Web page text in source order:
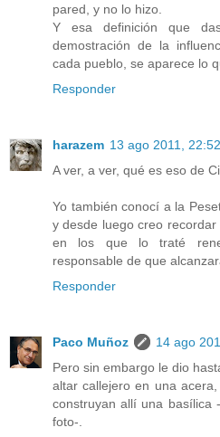
pared, y no lo hizo.
Y esa definición que
demostración de la
cada pueblo, se aparece lo
Responder
harazem 13 ago 2011,
A ver, a ver, qué es eso de
Yo también conocí a la
y desde luego creo
en los que lo traté
responsable de que
Responder
Paco Muñoz
14 ago
Pero sin embargo le dio
altar callejero en una
construyan allí una basílica
foto-.